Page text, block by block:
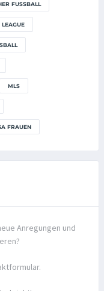
FUSSBALL
MLS
FRAUEN
Anregungen und